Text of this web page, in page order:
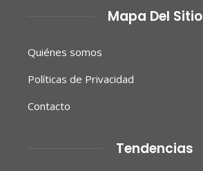
Mapa Del Sitio
Quiénes somos
Políticas de Privacidad
Contacto
Tendencias